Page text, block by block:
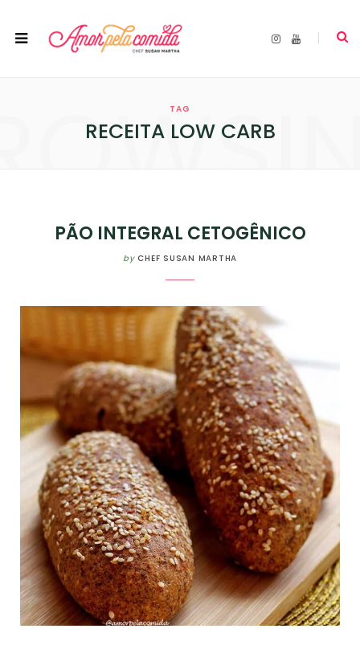
I
Y
TAG
RECEITA LOW CARB
PÃO INTEGRAL CETOGÊNICO
by CHEF SUSAN MARTHA